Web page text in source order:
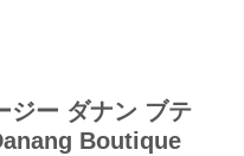
ジー ダナン ブテ
Boutique